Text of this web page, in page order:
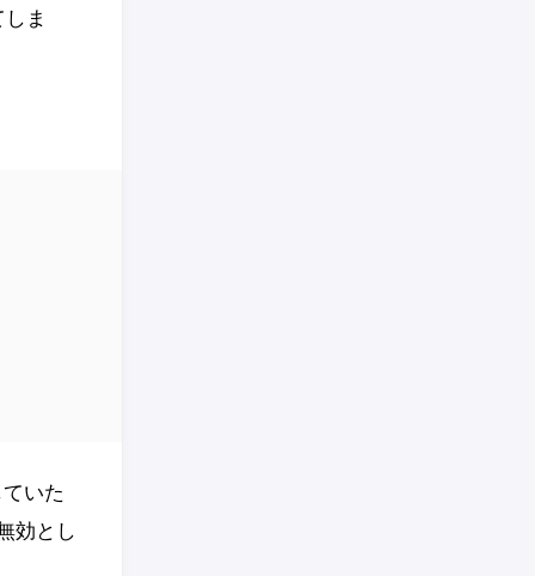
ま
いた
効とし